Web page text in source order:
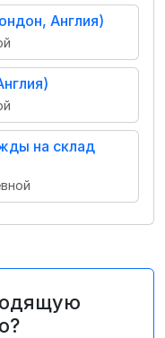
Англия)
на склад